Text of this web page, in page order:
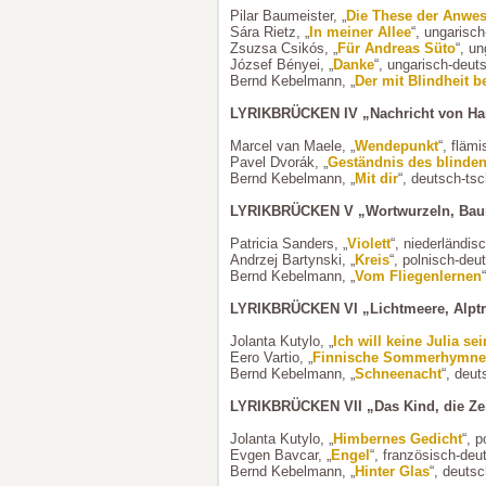
Pilar Baumeister, „Die These der
Sára Rietz, „ In meiner Allee“,
Zsuzsa Csikós, „Für Andreas Süto“,
József Bényei, „Danke“, ungarisch-
Bernd Kebelmann, „Der mit Blindheit
LYRIKBRÜCKEN IV „Nachricht von
Marcel van Maele, „Wendepunkt“,
Pavel Dvorák, „Geständnis des
Bernd Kebelmann, „Mit dir“, deutsch-
LYRIKBRÜCKEN V „Wortwurzeln,
Patricia Sanders, „Violett“,
Andrzej Bartynski, „Kreis“, polnisch-
Bernd Kebelmann, „Vom Fliegenlernen
LYRIKBRÜCKEN VI „Lichtmeere,
Jolanta Kutylo, „ Ich will keine Julia
Eero Vartio, „Finnische Sommerhymne
Bernd Kebelmann, „Schneenacht“,
LYRIKBRÜCKEN VII „Das Kind, die
Jolanta Kutylo, „Himbernes Gedicht“,
Evgen Bavcar, „Engel “, französisch-
Bernd Kebelmann, „Hinter Glas“,